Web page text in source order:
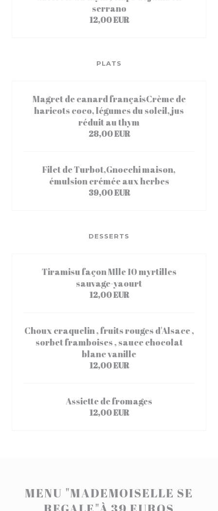
serrano
12,00 EUR
PLATS
Magret de canard françaisCrème de
haricots coco, légumes du soleil, jus
réduit au thym
28,00 EUR
Filet de Turbot,Gnocchi maison,
émulsion crémée aux herbes
39,00 EUR
DESSERTS
Tiramisu façon Mlle 10 myrtilles
sauvage-yaourt
12,00 EUR
Choux craquelin , fruits rouges d'Alsace ,
sorbet framboises , sauce chocolat
blanc vanille
12,00 EUR
Assiette de fromages
12,00 EUR
MENU "MADEMOISELLE SE